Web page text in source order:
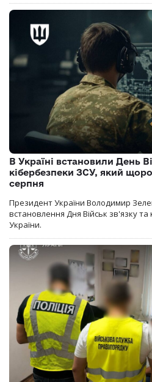
В Україні встановили День
кібербезпеки ЗСУ, який
серпня
Президент України Володимир
встановлення Дня Військ зв'язку
України.